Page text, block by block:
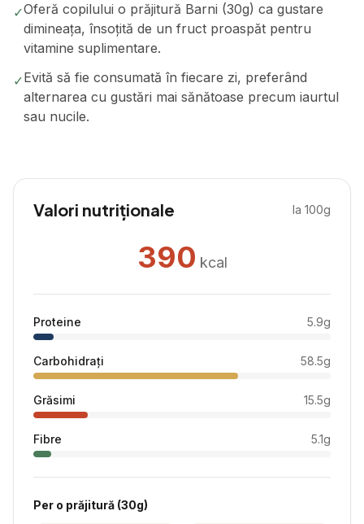
✓Oferă copilului o prăjitură Barni (30g) ca gustare
dimineața, însoțită de un fruct proaspăt pentru
vitamine suplimentare.
✓Evită să fie consumată în fiecare zi, preferând
alternarea cu gustări mai sănătoase precum iaurtul
sau nucile.
Valori nutriționale la 100g
390 kcal
Proteine 5.9g
Carbohidrați 58.5g
Grăsimi 15.5g
Fibre 5.1g
Per o prăjitură (30g)